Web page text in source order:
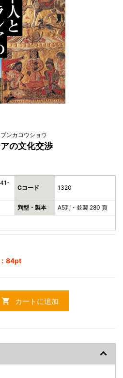
ンカコウショウ
の文化交渉
Cコード 1320
判型・製本 A5判・並製 280 頁
84pt
shopping_cart カートに追加